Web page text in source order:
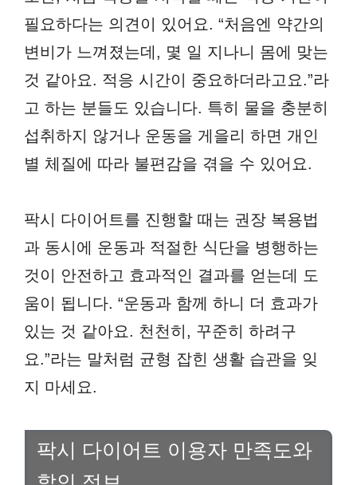
필요하다는 의견이 있어요. “처음엔 약간의
변비가 느껴졌는데, 몇 일 지나니 몸에 맞는
것 같아요. 적응 시간이 중요하더라고요.”라
고 하는 분들도 있습니다. 특히 물을 충분히
섭취하지 않거나 운동을 게을리 하면 개인
별 체질에 따라 불편감을 겪을 수 있어요.
팍시 다이어트를 진행할 때는 권장 복용법
과 동시에 운동과 적절한 식단을 병행하는
것이 안전하고 효과적인 결과를 얻는데 도
움이 됩니다. “운동과 함께 하니 더 효과가
있는 것 같아요. 천천히, 꾸준히 하려구
요.”라는 말처럼 균형 잡힌 생활 습관을 잊
지 마세요.
팍시 다이어트 이용자 만족도와